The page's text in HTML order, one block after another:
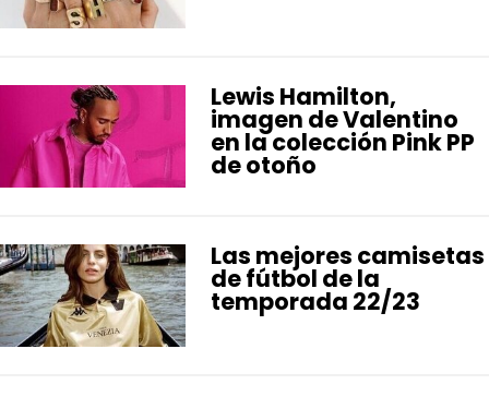
Lewis Hamilton,
imagen de Valentino
en la colección Pink PP
de otoño
Las mejores camisetas
de fútbol de la
temporada 22/23